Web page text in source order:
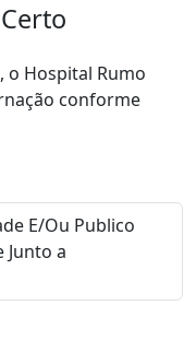
o Hospital Rumo
conforme
E/Ou Publico
Junto a